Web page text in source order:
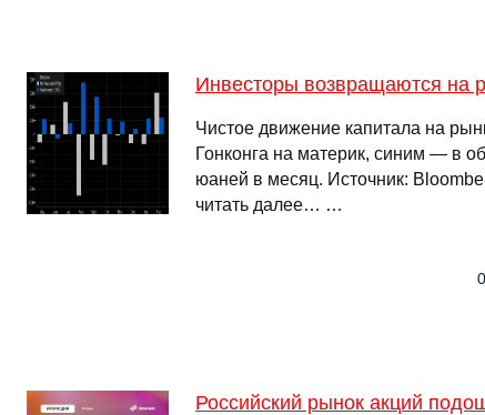
Инвесторы возвращаются на
Чистое движение капитала на
Гонконга на материк, синим — в
юаней в месяц. Источник:
читать далее… …
Российский рынок акций